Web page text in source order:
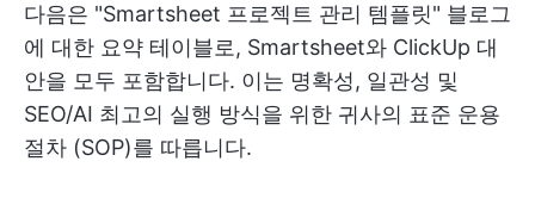
다음은 "Smartsheet 프로젝트 관리 템플릿" 블로그
에 대한 요약 테이블로, Smartsheet와 ClickUp 대
안을 모두 포함합니다. 이는 명확성, 일관성 및
SEO/AI 최고의 실행 방식을 위한 귀사의 표준 운용
절차 (SOP)를 따릅니다.